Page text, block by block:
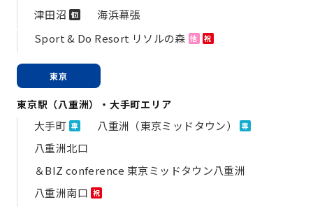
津田沼 個
海浜幕張
Sport & Do Resort リソルの森 他 祝
東京
東京駅（八重洲）・大手町エリア
大手町 専 八重洲（東京ミッドタウン） 専
八重洲北口
＆BIZ conference 東京ミッドタウン八重洲
八重洲南口 祝